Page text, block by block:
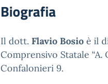
Biografia
Il dott. Flavio Bosio è il
Comprensivo Statale
Confalonieri 9.